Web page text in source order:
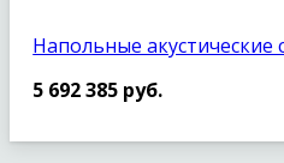
Напольные акустические
5 692 385 руб.